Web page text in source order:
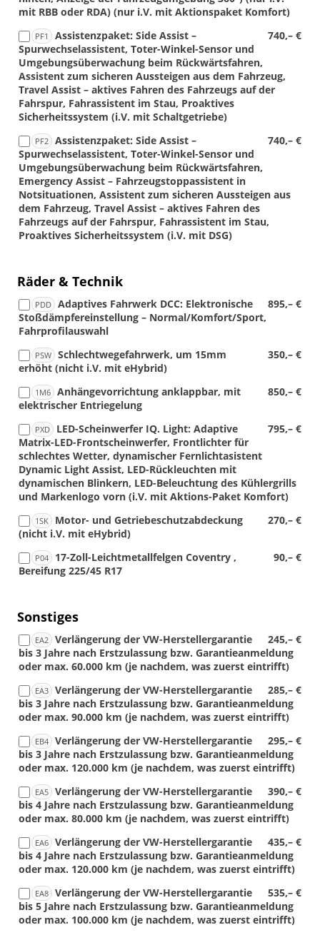
mit RBB oder RDA) (nur i.V. mit Aktionspaket Komfort)
PF1 740,– €
Assistenzpaket: Side Assist –
Spurwechselassistent, Toter-Winkel-Sensor und
Umgebungsüberwachung beim Rückwärtsfahren,
Assistent zum sicheren Aussteigen aus dem Fahrzeug,
Travel Assist – aktives Fahren des Fahrzeugs auf der
Fahrspur, Fahrassistent im Stau, Proaktives
Sicherheitssystem (i.V. mit Schaltgetriebe)
PF2 740,– €
Assistenzpaket: Side Assist –
Spurwechselassistent, Toter-Winkel-Sensor und
Umgebungsüberwachung beim Rückwärtsfahren,
Emergency Assist – Fahrzeugstoppassistent in
Notsituationen, Assistent zum sicheren Aussteigen aus
dem Fahrzeug, Travel Assist – aktives Fahren des
Fahrzeugs auf der Fahrspur, Fahrassistent im Stau,
Proaktives Sicherheitssystem (i.V. mit DSG)
Räder & Technik
PDD 895,– €
Adaptives Fahrwerk DCC: Elektronische
Stoßdämpfereinstellung – Normal/Komfort/Sport,
Fahrprofilauswahl
PSW 350,– €
Schlechtwegefahrwerk, um 15mm
erhöht (nicht i.V. mit eHybrid)
1M6 850,– €
Anhängevorrichtung anklappbar, mit
elektrischer Entriegelung
PXD 795,– €
LED-Scheinwerfer IQ. Light: Adaptive
Matrix-LED-Frontscheinwerfer, Frontlichter für
schlechtes Wetter, dynamischer Fernlichtasistent
Dynamic Light Assist, LED-Rückleuchten mit
dynamischen Blinkern, LED-Beleuchtung des Kühlergrills
und Markenlogo vorn (i.V. mit Aktions-Paket Komfort)
1SK 270,– €
Motor- und Getriebeschutzabdeckung
(nicht i.V. mit eHybrid)
P04 90,– €
17-Zoll-Leichtmetallfelgen Coventry ,
Bereifung 225/45 R17
Sonstiges
EA2 245,– €
Verlängerung der VW-Herstellergarantie
bis 3 Jahre nach Erstzulassung bzw. Garantieanmeldung
oder max. 60.000 km (je nachdem, was zuerst eintrifft)
EA3 285,– €
Verlängerung der VW-Herstellergarantie
bis 3 Jahre nach Erstzulassung bzw. Garantieanmeldung
oder max. 90.000 km (je nachdem, was zuerst eintrifft)
EB4 295,– €
Verlängerung der VW-Herstellergarantie
bis 3 Jahre nach Erstzulassung bzw. Garantieanmeldung
oder max. 120.000 km (je nachdem, was zuerst eintrifft)
EA5 390,– €
Verlängerung der VW-Herstellergarantie
bis 4 Jahre nach Erstzulassung bzw. Garantieanmeldung
oder max. 80.000 km (je nachdem, was zuerst eintrifft)
EA6 435,– €
Verlängerung der VW-Herstellergarantie
bis 4 Jahre nach Erstzulassung bzw. Garantieanmeldung
oder max. 120.000 km (je nachdem, was zuerst eintrifft)
EA8 535,– €
Verlängerung der VW-Herstellergarantie
bis 5 Jahre nach Erstzulassung bzw. Garantieanmeldung
oder max. 100.000 km (je nachdem, was zuerst eintrifft)